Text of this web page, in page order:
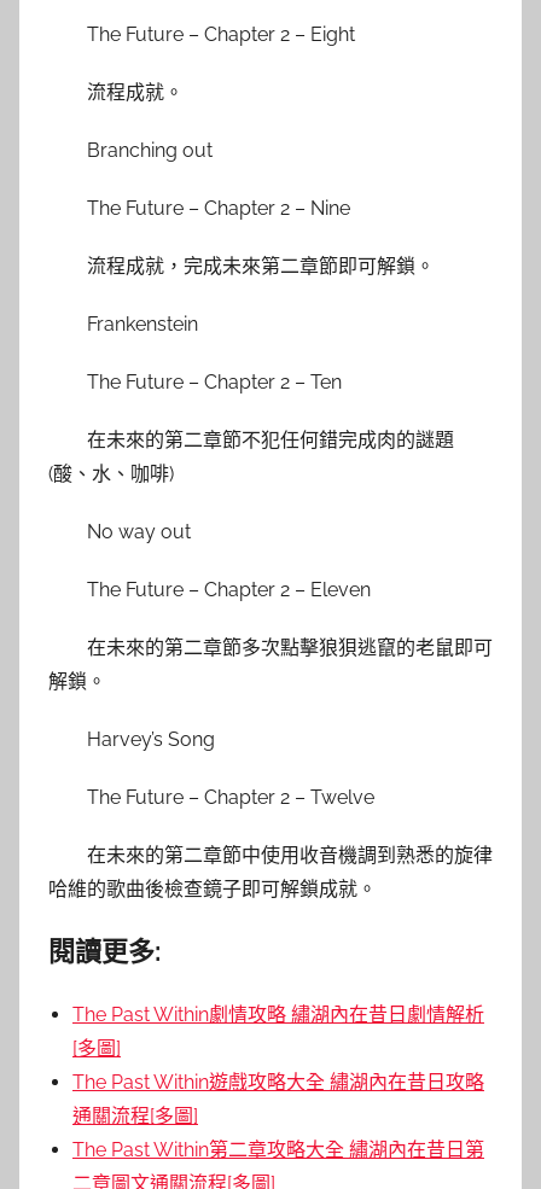
The Future – Chapter 2 – Eight
流程成就。
Branching out
The Future – Chapter 2 – Nine
流程成就，完成未來第二章節即可解鎖。
Frankenstein
The Future – Chapter 2 – Ten
在未來的第二章節不犯任何錯完成肉的謎題
(酸、水、咖啡)
No way out
The Future – Chapter 2 – Eleven
在未來的第二章節多次點擊狼狽逃竄的老鼠即可
解鎖。
Harvey’s Song
The Future – Chapter 2 – Twelve
在未來的第二章節中使用收音機調到熟悉的旋律
哈維的歌曲後檢查鏡子即可解鎖成就。
閱讀更多:
The Past Within劇情攻略 繡湖內在昔日劇情解析
[多圖]
The Past Within遊戲攻略大全 繡湖內在昔日攻略
通關流程[多圖]
The Past Within第二章攻略大全 繡湖內在昔日第
二章圖文通關流程[多圖]